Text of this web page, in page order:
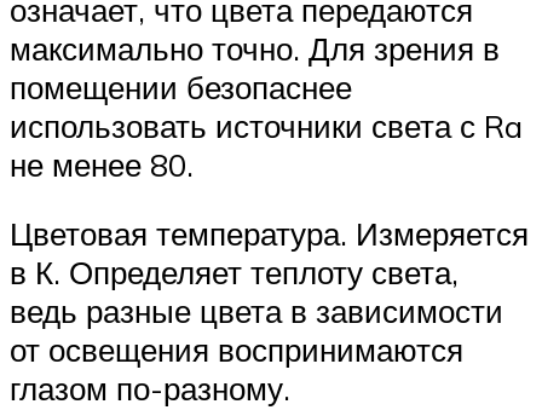
означает, что цвета передаются
максимально точно. Для зрения в
помещении безопаснее
использовать источники света с Ra
не менее 80.
Цветовая температура. Измеряется
в К. Определяет теплоту света,
ведь разные цвета в зависимости
от освещения воспринимаются
глазом по-разному.